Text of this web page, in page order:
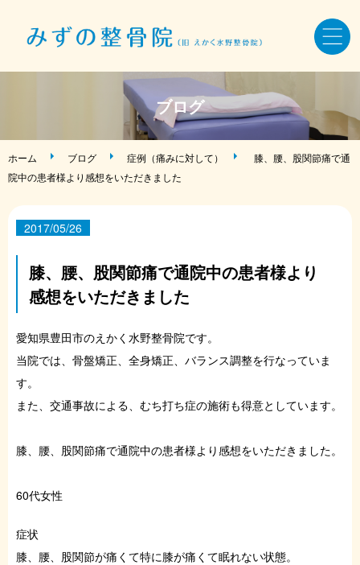
ホーム
骨盤・姿勢・全身矯正
症状・お悩み別メニュー
施術料金・当院について
ブログ
ホーム ブログ 症例（痛みに対して）
膝、腰、股関節痛で通
院中の患者様より感想をいただきました
2017/05/26
膝、腰、股関節痛で通院中の患者様より
感想をいただきました
愛知県豊田市のえかく水野整骨院です。
当院では、骨盤矯正、全身矯正、バランス調整を行なっていま
す。
また、交通事故による、むち打ち症の施術も得意としています。
膝、腰、股関節痛で通院中の患者様より感想をいただきました。
60代女性
症状
膝、腰、股関節が痛くて特に膝が痛くて眠れない状態。